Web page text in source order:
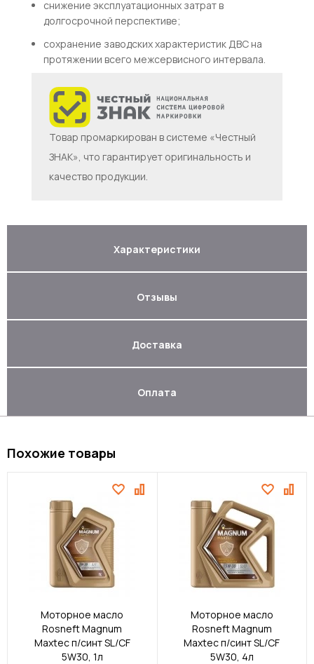
снижение эксплуатационных затрат в
долгосрочной перспективе;
сохранение заводских характеристик ДВС на
протяжении всего межсервисного интервала.
Товар промаркирован в системе «Честный
ЗНАК», что гарантирует оригинальность и
качество продукции.
Характеристики
Отзывы
Доставка
Оплата
Похожие товары
Моторное масло
Rosneft Magnum
Maxtec п/синт SL/CF
5W30, 1л
Моторное масло
Rosneft Magnum
Maxtec п/синт SL/CF
5W30, 4л